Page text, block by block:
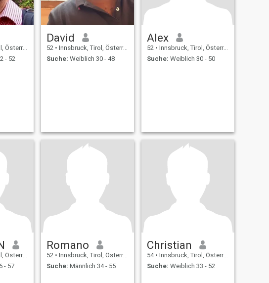
- 52
David
52 • Innsbruck, Tirol, Österreich
Suche: Weiblich 30 - 48
Alex
52 • Innsbruck, Tirol, Österreich
Suche: Weiblich 30 - 50
- 57
Romano
52 • Innsbruck, Tirol, Österreich
Suche: Männlich 34 - 55
Christian
54 • Innsbruck, Tirol, Österreich
Suche: Weiblich 33 - 52